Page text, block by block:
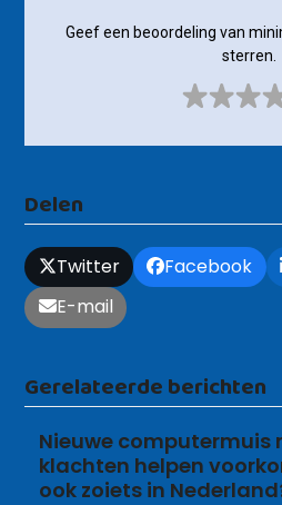
Geef een beoordeling van
sterren.
Delen
Twitter Facebook
E-mail
Gerelateerde berichten
Nieuwe computermuis
klachten helpen
ook zoiets in